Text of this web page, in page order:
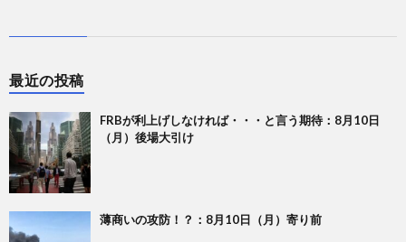
最近の投稿
FRBが利上げしなければ・・・と言う期待：8月10日
（月）後場大引け
薄商いの攻防！？：8月10日（月）寄り前